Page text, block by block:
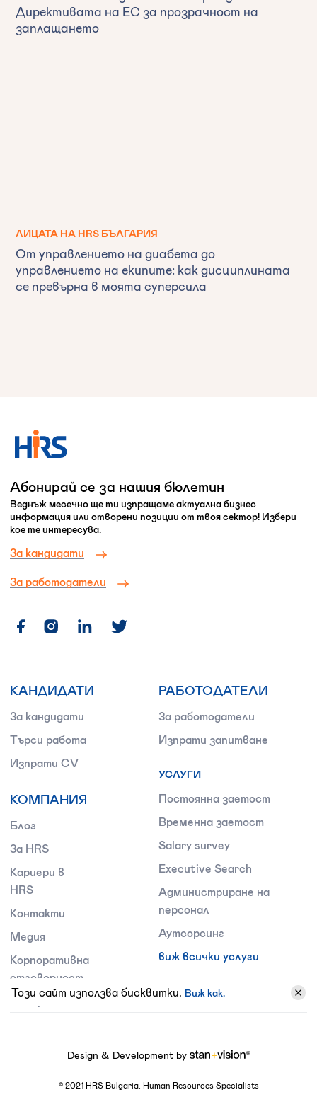
Този сайт използва бисквитки. Виж как.
Директивата на ЕС за прозрачност на
заплащането
ЛИЦАТА НА HRS БЪЛГАРИЯ
От управлението на диабета до
управлението на екипите: как дисциплината
се превърна в моята суперсила
Абонирай се за нашия бюлетин
Веднъж месечно ще ти изпращаме актуална бизнес
информация или отворени позиции от твоя сектор! Избери
кое те интересува.
За кандидати
За работодатели
КАНДИДАТИ
За кандидати
Търси работа
Изпрати CV
КОМПАНИЯ
Блог
За HRS
Кариери в
HRS
Контакти
Медия
Корпоративна
отговорност
Поверителност
РАБОТОДАТЕЛИ
За работодатели
Изпрати запитване
УСЛУГИ
Постоянна заетост
Временна заетост
Salary survey
Executive Search
Администриране на
персонал
Аутсорсинг
виж всички услуги
Design & Development by
© 2021HRS Bulgaria. Human Resources Specialists